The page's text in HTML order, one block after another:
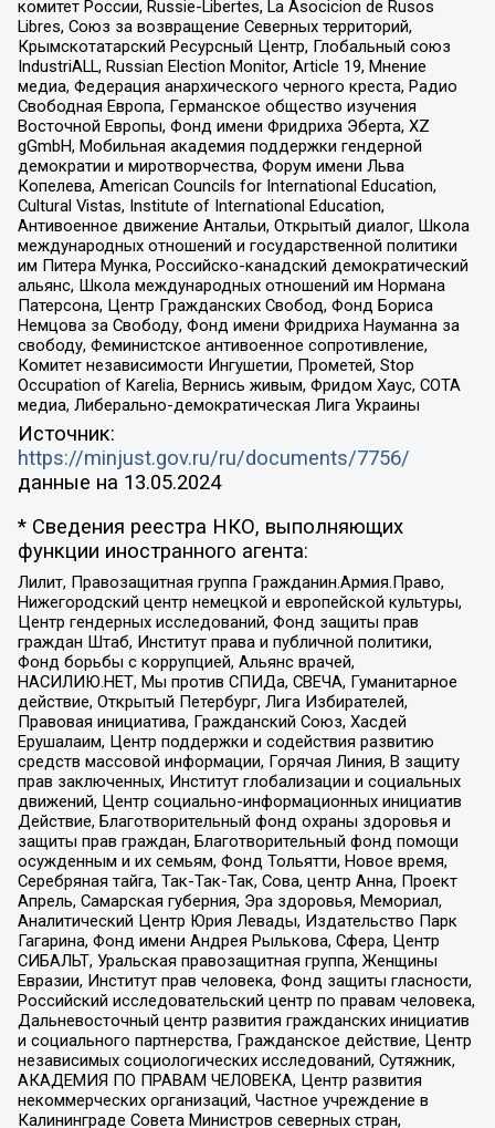
комитет России, Russie-Libertes, La Asocicion de Rusos
Libres, Союз за возвращение Северных территорий,
Крымскотатарский Ресурсный Центр, Глобальный союз
IndustriALL, Russian Election Monitor, Article 19, Мнение
медиа, Федерация анархического черного креста, Радио
Свободная Европа, Германское общество изучения
Восточной Европы, Фонд имени Фридриха Эберта, XZ
gGmbH, Мобильная академия поддержки гендерной
демократии и миротворчества, Форум имени Льва
Копелева, American Councils for International Education,
Cultural Vistas, Institute of International Education,
Антивоенное движение Антальи, Открытый диалог, Школа
международных отношений и государственной политики
им Питера Мунка, Российско-канадский демократический
альянс, Школа международных отношений им Нормана
Патерсона, Центр Гражданских Свобод, Фонд Бориса
Немцова за Свободу, Фонд имени Фридриха Науманна за
свободу, Феминистское антивоенное сопротивление,
Комитет независимости Ингушетии, Прометей, Stop
Occupation of Karelia, Вернись живым, Фридом Хаус, СОТА
медиа, Либерально-демократическая Лига Украины
Источник:
https://minjust.gov.ru/ru/documents/7756/
данные на 13.05.2024
* Сведения реестра НКО, выполняющих
функции иностранного агента:
Лилит, Правозащитная группа Гражданин.Армия.Право,
Нижегородский центр немецкой и европейской культуры,
Центр гендерных исследований, Фонд защиты прав
граждан Штаб, Институт права и публичной политики,
Фонд борьбы с коррупцией, Альянс врачей,
НАСИЛИЮ.НЕТ, Мы против СПИДа, СВЕЧА, Гуманитарное
действие, Открытый Петербург, Лига Избирателей,
Правовая инициатива, Гражданский Союз, Хасдей
Ерушалаим, Центр поддержки и содействия развитию
средств массовой информации, Горячая Линия, В защиту
прав заключенных, Институт глобализации и социальных
движений, Центр социально-информационных инициатив
Действие, Благотворительный фонд охраны здоровья и
защиты прав граждан, Благотворительный фонд помощи
осужденным и их семьям, Фонд Тольятти, Новое время,
Серебряная тайга, Так-Так-Так, Сова, центр Анна, Проект
Апрель, Самарская губерния, Эра здоровья, Мемориал,
Аналитический Центр Юрия Левады, Издательство Парк
Гагарина, Фонд имени Андрея Рылькова, Сфера, Центр
СИБАЛЬТ, Уральская правозащитная группа, Женщины
Евразии, Институт прав человека, Фонд защиты гласности,
Российский исследовательский центр по правам человека,
Дальневосточный центр развития гражданских инициатив
и социального партнерства, Гражданское действие, Центр
независимых социологических исследований, Сутяжник,
АКАДЕМИЯ ПО ПРАВАМ ЧЕЛОВЕКА, Центр развития
некоммерческих организаций, Частное учреждение в
Калининграде Совета Министров северных стран,